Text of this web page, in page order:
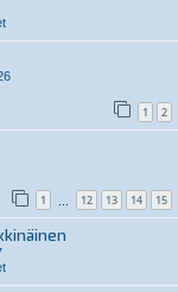
1 2
1 12 13 14 15